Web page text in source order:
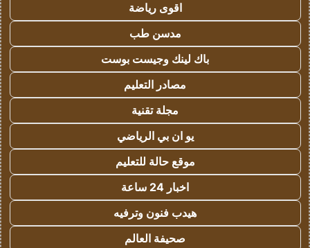
اقوى رياضة
مدسن طب
باك لينك وجيست بوست
مصادر التعليم
مجلة تقنية
يو ان بي الرياضي
موقع حالة للتعليم
اخبار 24 ساعة
هيدب فنون وترفيه
صحيفة العالم